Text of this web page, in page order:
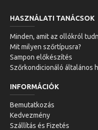
HASZNÁLATI TANÁCSOK
Minden, amit az ollókról
Mit milyen szőrtípusra?
Sampon előkészítés
Szőrkondicionáló általános
INFORMÁCIÓK
Bemutatkozás
Kedvezmény
Szállítás és Fizetés